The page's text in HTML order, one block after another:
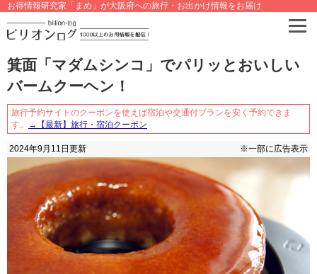
お得情報研究家「まめ」が大阪府への旅行・お出かけ情報をお届け
箕面「マダムシンコ」でパリッとおいしい
バームクーヘン！
旅行予約サイトのクーポンを使えば宿泊や交通付プランを安く予約できま
す。
→【最新】旅行・宿泊クーポン
2024年9月11日 更新 ※一部に広告表示